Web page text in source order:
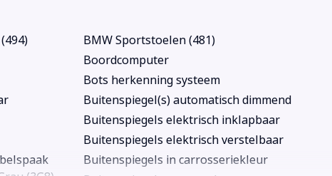
BMW Sportstoelen (481)
Boordcomputer
Bots herkenning systeem
Buitenspiegel(s) automatisch dimmend
Buitenspiegels elektrisch inklapbaar
Buitenspiegels elektrisch verstelbaar
Buitenspiegels in carrosseriekleur